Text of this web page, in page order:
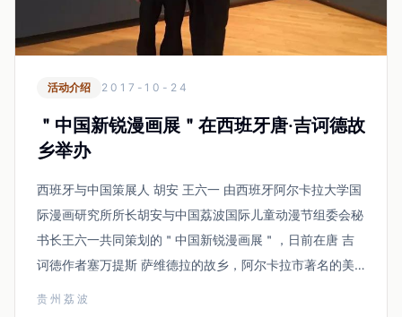
活动介绍 2017-10-24
＂中国新锐漫画展＂在西班牙唐·吉诃德故
乡举办
西班牙与中国策展人 胡安 王六一 由西班牙阿尔卡拉大学国
际漫画研究所所长胡安与中国荔波国际儿童动漫节组委会秘
书长王六一共同策划的＂中国新锐漫画展＂，日前在唐 吉
诃徳作者塞万提斯 萨维德拉的故乡，阿尔卡拉市著名的美
贵州荔波